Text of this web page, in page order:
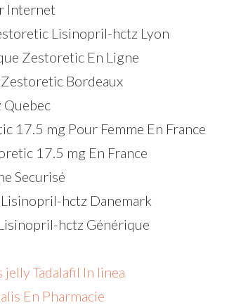
Internet
Lisinopril-hctz Lyon
Zestoretic En Ligne
Bordeaux
17.5 mg Pour Femme En France
17.5 mg En France
Securisé
hctz Danemark
hctz Générique
Tadalafil In linea
En Pharmacie